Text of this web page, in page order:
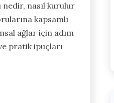
nedir, nasıl kurulur
kapsamlı
ağlar için adım
pratik ipuçları